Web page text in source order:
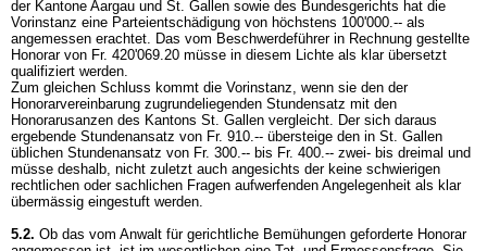
der Kantone Aargau und St. Gallen sowie des Bundesgerichts hat die
Vorinstanz eine Parteientschädigung von höchstens 100'000.-- als
angemessen erachtet. Das vom Beschwerdeführer in Rechnung gestellte
Honorar von Fr. 420'069.20 müsse in diesem Lichte als klar übersetzt
qualifiziert werden.
Zum gleichen Schluss kommt die Vorinstanz, wenn sie den der
Honorarvereinbarung zugrundeliegenden Stundensatz mit den
Honorarusanzen des Kantons St. Gallen vergleicht. Der sich daraus
ergebende Stundenansatz von Fr. 910.-- übersteige den in St. Gallen
üblichen Stundenansatz von Fr. 300.-- bis Fr. 400.-- zwei- bis dreimal und
müsse deshalb, nicht zuletzt auch angesichts der keine schwierigen
rechtlichen oder sachlichen Fragen aufwerfenden Angelegenheit als klar
übermässig eingestuft werden.
5.2. Ob das vom Anwalt für gerichtliche Bemühungen geforderte Honorar